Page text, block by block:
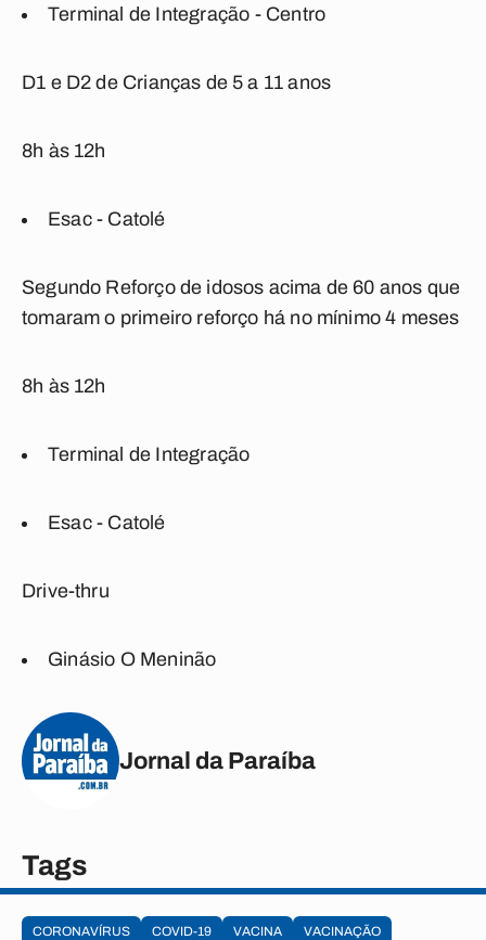
Terminal de Integração - Centro
D1 e D2 de Crianças de 5 a 11 anos
8h às 12h
Esac - Catolé
Segundo Reforço de idosos acima de 60 anos que
tomaram o primeiro reforço há no mínimo 4 meses
8h às 12h
Terminal de Integração
Esac - Catolé
Drive-thru
Ginásio O Meninão
Jornal da Paraíba
Tags
CORONAVÍRUS COVID-19 VACINA
VACINAÇÃO